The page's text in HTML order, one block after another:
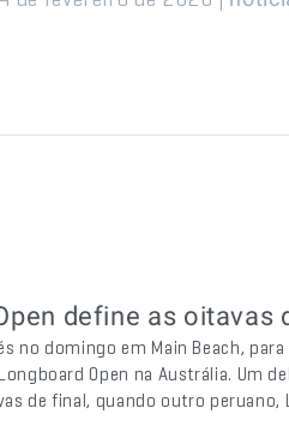
define as oitavas
no domingo em Main Beach,
Open na Austrália. Um
de final, quando outro peruano,